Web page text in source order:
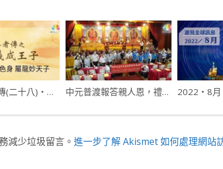
種敦巴尊者傳(二十八)・金光妙色身・屬龍妙天子 中元普渡報答親人恩，禮盒分享佛菩薩慈悲！ 2022・8
減少垃圾留言。 進一步了解 Akismet 如何處理網站